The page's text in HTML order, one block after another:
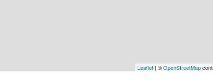
Leaflet | ©OpenStreetMap